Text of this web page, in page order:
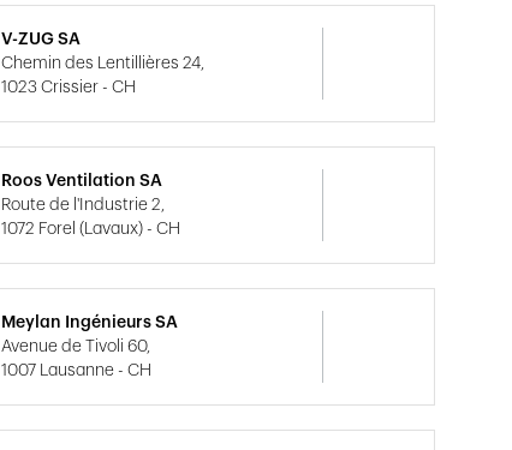
V-ZUG SA
Chemin des Lentillières 24,
1023 Crissier - CH
Roos Ventilation SA
Route de l'Industrie 2,
1072 Forel (Lavaux) - CH
Meylan Ingénieurs SA
Avenue de Tivoli 60,
1007 Lausanne - CH